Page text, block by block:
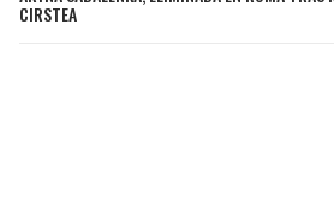
CIRSTEA